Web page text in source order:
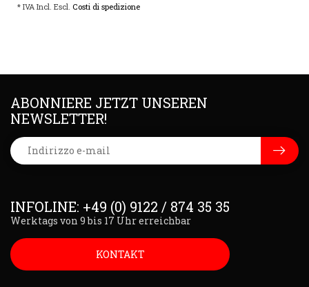
* IVA Incl. Escl. Costi di spedizione
INFOLINE: +49 (0) 9122 / 874 35 35
Werktags von 9 bis 17 Uhr erreichbar
KONTAKT
ABONNIERE JETZT UNSEREN
NEWSLETTER!